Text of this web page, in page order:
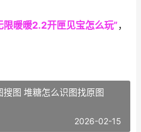
限暖暖2.2开匣见宝怎么玩”，
图 堆糖怎么识图找原图
2026-02-15